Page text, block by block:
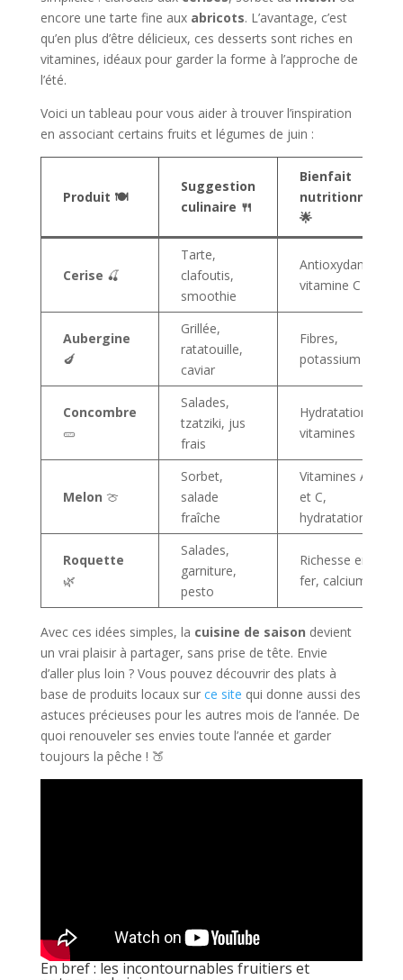
encore une tarte fine aux abricots. L’avantage, c’est
qu’en plus d’être délicieux, ces desserts sont riches en
vitamines, idéaux pour garder la forme à l’approche de
l’été.
Voici un tableau pour vous aider à trouver l’inspiration
en associant certains fruits et légumes de juin :
Produit 🍽️
Suggestion
culinaire 🍴
Bienfait
nutritionnel
🌟
Cerise 🍒
Tarte,
clafoutis,
smoothie
Antioxydants,
vitamine C
Aubergine
🍆
Grillée,
ratatouille,
caviar
Fibres,
potassium
Concombre
🥒
Salades,
tzatziki, jus
frais
Hydratation,
vitamines
Melon 🍈
Sorbet,
salade
fraîche
Vitamines A
et C,
hydratation
Roquette
🌿
Salades,
garniture,
pesto
Richesse en
fer, calcium
Avec ces idées simples, la cuisine de saison devient
un vrai plaisir à partager, sans prise de tête. Envie
d’aller plus loin ? Vous pouvez découvrir des plats à
base de produits locaux sur ce site qui donne aussi des
astuces précieuses pour les autres mois de l’année. De
quoi renouveler ses envies toute l’année et garder
toujours la pêche ! 🍑
En bref : les incontournables fruitiers et